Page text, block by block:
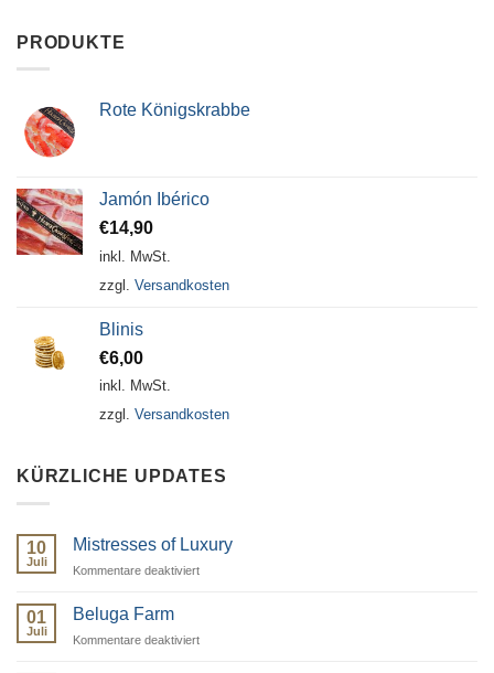
PRODUKTE
Rote Königskrabbe
Jamón Ibérico
€14,90
inkl. MwSt.
zzgl. Versandkosten
Blinis
€6,00
inkl. MwSt.
zzgl. Versandkosten
KÜRZLICHE UPDATES
10
Juli
Mistresses of Luxury
Kommentare deaktiviertfür
01
Juli
Beluga Farm
Kommentare deaktiviertfür